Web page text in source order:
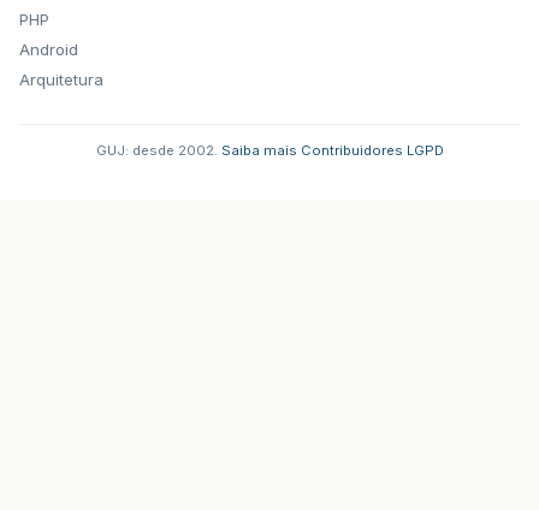
PHP
Android
Arquitetura
GUJ: desde 2002. Saiba mais Contribuidores LGPD